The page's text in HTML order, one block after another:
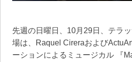
先週の日曜日、10月29日、テラ
場は、Raquel Cireraおよび
ーションによるミュージカル 『